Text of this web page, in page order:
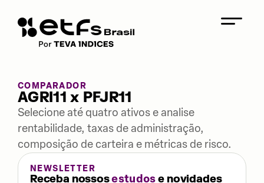
COMPARADOR
AGRI11 x PFJR11
Selecione até quatro ativos e analise
rentabilidade, taxas de administração,
composição de carteira e métricas de risco.
NEWSLETTER
Receba nossosestudose novidades